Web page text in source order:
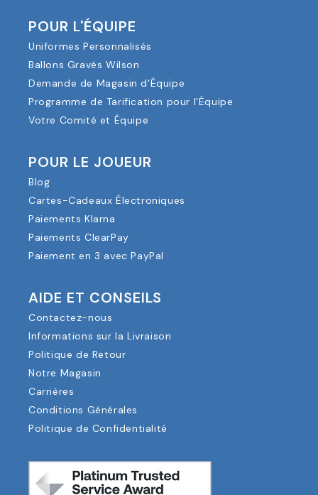
POUR L'ÉQUIPE
Uniformes Personnalisés
Ballons Gravés Wilson
Demande de Magasin d'Équipe
Programme de Tarification pour l'Équipe
Votre Comité et Équipe
POUR LE JOUEUR
Blog
Cartes-Cadeaux Électroniques
Paiements Klarna
Paiements ClearPay
Paiement en 3 avec PayPal
AIDE ET CONSEILS
Contactez-nous
Informations sur la Livraison
Politique de Retour
Notre Magasin
Carrières
Conditions Générales
Politique de Confidentialité